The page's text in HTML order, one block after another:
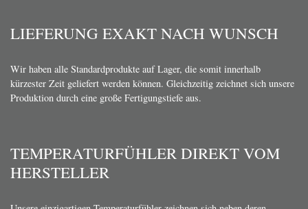
LIEFERUNG EXAKT NACH WUNSCH
Wir haben alle Standardprodukte auf Lager, die somit innerhalb
kürzester Zeit geliefert werden können. Gleichzeitig zeichnet sich unsere
Produktion durch eine große Fertigungstiefe aus.
TEMPERATURFÜHLER DIREKT VOM
HERSTELLER